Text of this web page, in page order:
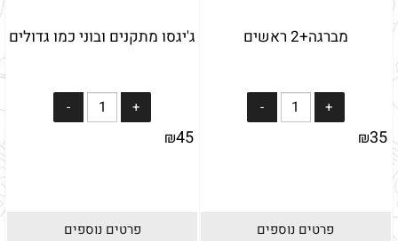
מברגה+2 ראשים
₪35
פרטים נוספים
ג'יגסו מתקנים ובוני כמו גדולים
₪45
פרטים נוספים